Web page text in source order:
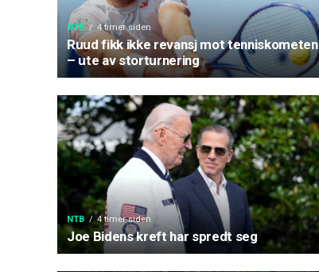
NTB 4 timer siden
Ruud fikk ikke revansj mot tenniskometen
– ute av storturnering
NTB 4 timer siden
Joe Bidens kreft har spredt seg